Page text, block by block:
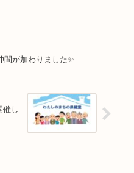
間が加わりました✨
催し